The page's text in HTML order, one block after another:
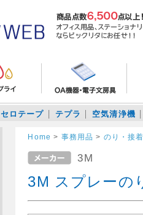
セロテープ テプラ 空気清浄機
Home > 事務用品 > のり・接
3M
3M スプレー